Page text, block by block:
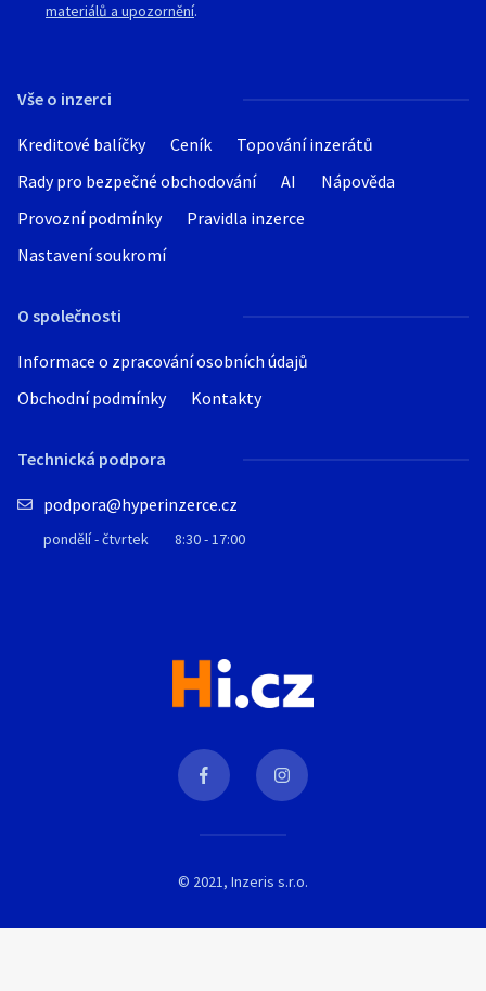
Vše o inzerci
Kreditové balíčky Ceník
Topování inzerátů
Rady pro bezpečné obchodování
AI
Nápověda
Provozní podmínky
Pravidla inzerce
Nastavení soukromí
O společnosti
Informace o zpracování osobních údajů
Obchodní podmínky
Kontakty
Technická podpora
podpora@hyperinzerce.cz
pondělí - čtvrtek 8:30 - 17:00
materiálů a upozornění.
© 2021, Inzeris s.r.o.